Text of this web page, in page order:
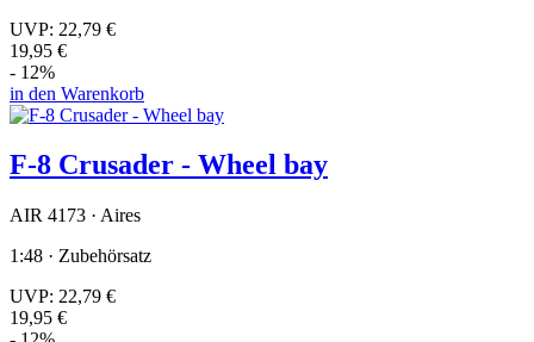
UVP: 22,79 €
19,95 €
- 12%
in den Warenkorb
F-8 Crusader - Wheel bay
AIR 4173 · Aires
1:48 · Zubehörsatz
UVP: 22,79 €
19,95 €